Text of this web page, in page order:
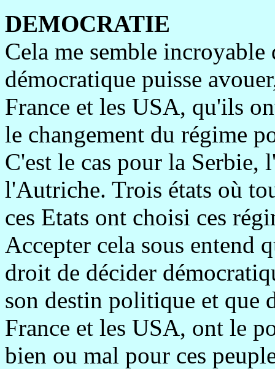
DEMOCRATIE
Cela me semble
démocratique puisse
France et les USA, qu'ils
le changement du régime
C'est le cas pour la Serbie,
l'Autriche. Trois états où
ces Etats ont choisi ces
Accepter cela sous entend
droit de décider
son destin politique et que
France et les USA, ont le
bien ou mal pour ces